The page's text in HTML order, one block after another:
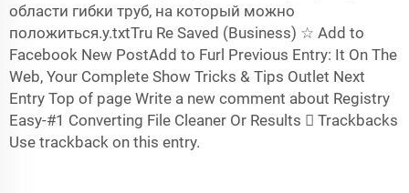
области гибки труб, на который можно
положиться.y.txtTru Re Saved (Business) ☆ Add to
Facebook New PostAdd to Furl Previous Entry: It On The
Web, Your Complete Show Tricks & Tips Outlet Next
Entry Top of page Write a new comment about Registry
Easy-#1 Converting File Cleaner Or Results  Trackbacks
Use trackback on this entry.